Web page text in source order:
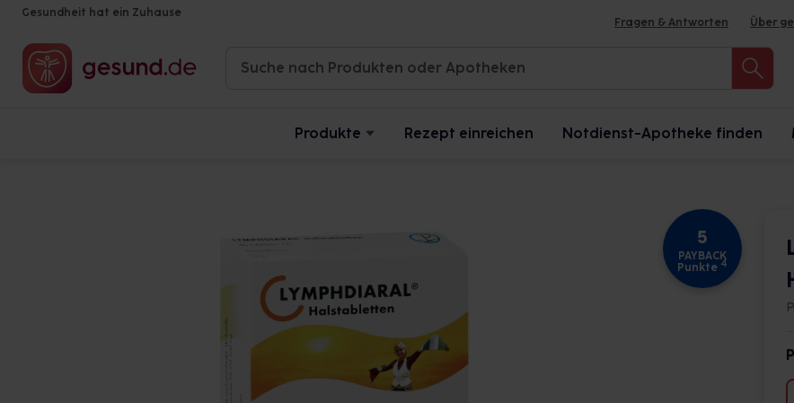
Gesundheit hat ein Zuhause
Fragen & Antworten Über
Produkte Rezept einreichen Notdienst-Apotheke finden
5
PAYBACK
Punkte 4